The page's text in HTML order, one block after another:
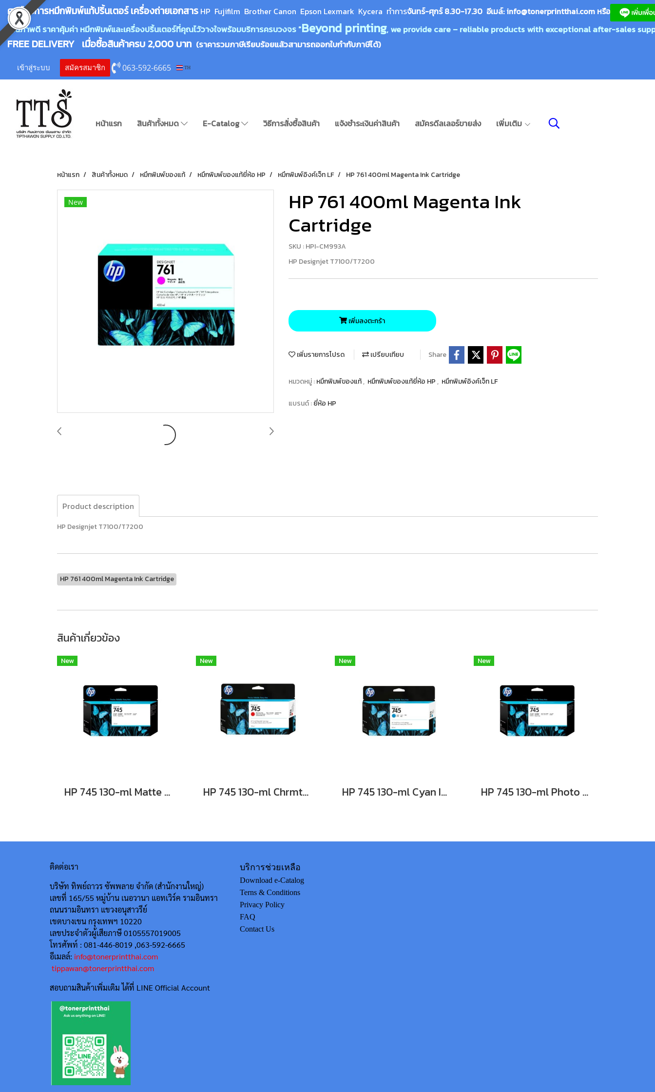
ศูนย์บริการหมึกพิมพ์แท้ปริ้นเตอร์ เครื่องถ่ายเอกสาร HP Fujifilm Brother Canon Epson Lexmark Kycera ทำการจันทร์-ศุกร์ 8.30-17.30 อีเมล์:info@tonerprintthai.com หรือ
คุณภาพดี ราคาคุ้มค่า หมึกพิมพ์และเครื่องปริ้นเตอร์ที่คุณไว้วางใจพร้อมบริการครบวงจร "Beyond printing, we provide care – reliable products with exceptional after-sales
FREE DELIVERY เมื่อซื้อสินค้าครบ 2,000 บาท (ราคารวมภาษีเรียบร้อยแล้วสามารถออกใบกำกับภาษีได้)
เข้าสู่ระบบ สมัครสมาชิก 063-592-6665 TH
หน้าแรก สินค้าทั้งหมด E-Catalog วิธีการสั่งซื้อสินค้า แจ้งชำระเงินค่าสินค้า สมัครดีลเลอร์ขายส่ง เพิ่มเติม
หน้าแรก สินค้าทั้งหมด หมึกพิมพ์ของแท้ หมึกพิมพ์ของแท้ยี่ห้อ HP หมึกพิมพ์อิงค์เจ็ท LF HP 761 400ml Magenta Ink Cartridge
New
HP 761 400ml Magenta Ink
Cartridge
SKU : HPI-CM993A
HP Designjet T7100/T7200
เพิ่มลงตะกร้า
เพิ่มรายการโปรด เปรียบเทียบ Share
หมวดหมู่ :หมึกพิมพ์ของแท้, หมึกพิมพ์ของแท้ยี่ห้อ HP , หมึกพิมพ์อิงค์เจ็ท LF
แบรนด์ :ยี่ห้อ HP
Product description
HP Designjet T7100/T7200
HP 761 400ml Magenta Ink Cartridge
สินค้าเกี่ยวข้อง
New
HP 745 130-ml Matte Black Ink Cartridge**สินค้าเลิกผลิต EOL รุ่นทดแทนใช้ F9K05A**
New
HP 745 130-ml Chrmtc Red Ink Cartridge **สินค้าเลิกผลิต EOL รุ่นทดแทนใช้ F9K06A **
New
HP 745 130-ml Cyan Ink Cartridge **สินค้าเลิกผลิต EOL รุ่นทดแทนใช้ F9K03A**
New
HP 745 130-ml Photo Black Ink Cartridge **สินค้าเลิกผลิต EOL รุ่นทดแทนใช้ F9K04A**
ติดต่อเรา
บริษัท ทิพย์ถาวร ซัพพลาย จำกัด (สำนักงานใหญ่)
เลขที่ 165/55 หมู่บ้าน เนอวานา แอทเวิร์ค รามอินทรา
ถนนรามอินทรา แขวงอนุสาวรีย์
เขตบางเขน กรุงเทพฯ 10220
เลขประจำตัวผู้เสียภาษี 0105557019005
โทรศัพท์ : 081-446-8019 ,063-592-6665
อีเมลล์: info@tonerprintthai.com
tippawan@tonerprintthai.com
สอบถามสินค้าเพิ่มเติม ได้ที่ LINE Official Account
บริการช่วยเหลือ
Download e-Catalog
Terns & Conditions
Privacy Policy
FAQ
Contact Us